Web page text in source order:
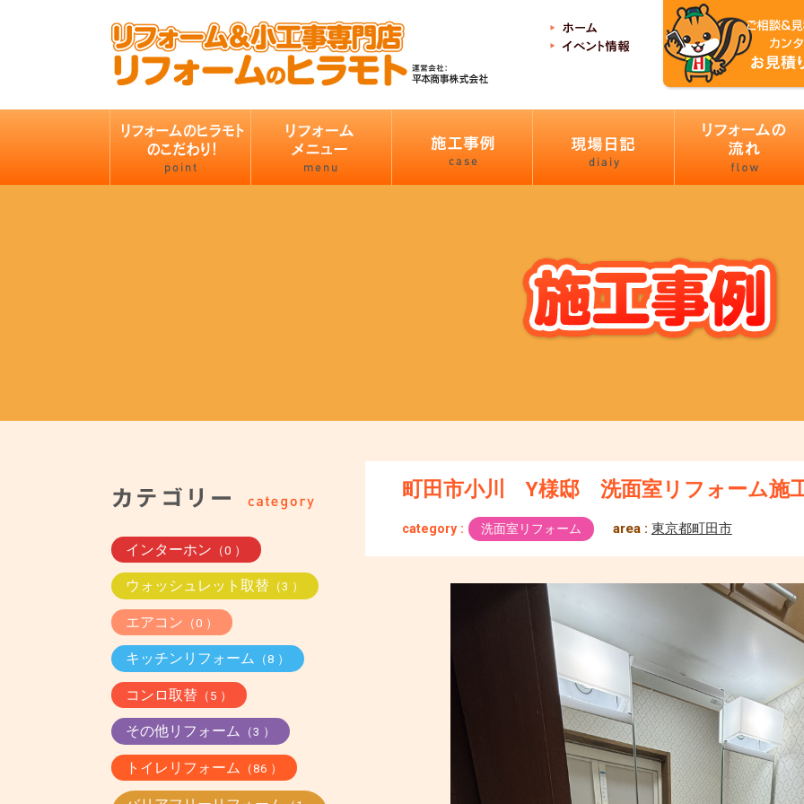
町田市小川 Y様邸 洗面室リフォーム施
category : 洗面室リフォーム area : 東京都町田市
インターホン （0 ）
ウォッシュレット取替（3 ）
エアコン （0 ）
キッチンリフォーム （8 ）
コンロ取替（5 ）
その他リフォーム （3 ）
トイレリフォーム （86 ）